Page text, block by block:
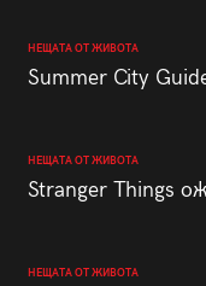
НЕЩАТА ОТ ЖИВОТА
Summer City
НЕЩАТА ОТ ЖИВОТА
Stranger Things
НЕЩАТА ОТ ЖИВОТА